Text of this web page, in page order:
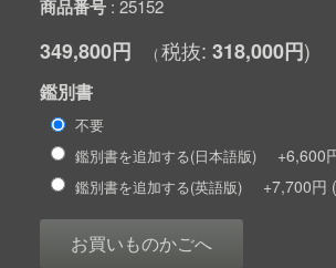
商品番号 25152
349,800円 318,000円
鑑別書
不要
鑑別書を追加する(日本語版)
+6,600
鑑別書を追加する(英語版) +7,700円
お買いものかごへ